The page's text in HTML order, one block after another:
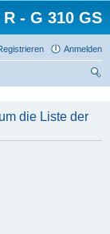
- G 310 GS
Anmelden
die Liste der